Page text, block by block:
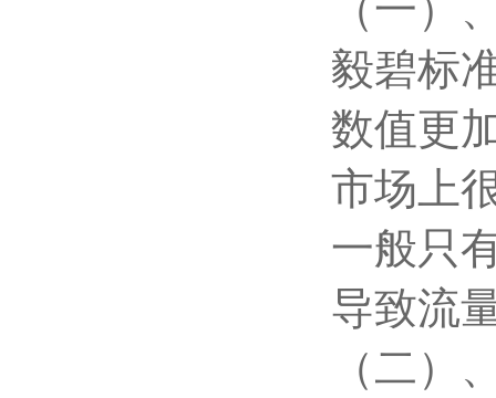
毅碧标
数值更
市场上
一般只
导致流
（二）